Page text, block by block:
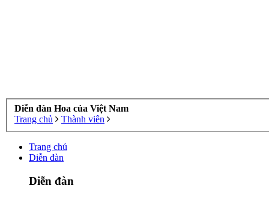
Diễn đàn Hoa của Việt Nam
Trang chủ
Thành viên
Trang chủ
Diễn đàn
Diễn đàn